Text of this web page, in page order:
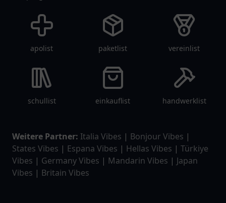
apolist paketlist vereinlist
schullist einkauflist handwerklist
Weitere Partner: Italia Vibes | Bonjour Vibes |
States Vibes | Espana Vibes | Hellas Vibes | Türkiye
Vibes | Germany Vibes | Mandarin Vibes | Japan
Vibes | Britain Vibes